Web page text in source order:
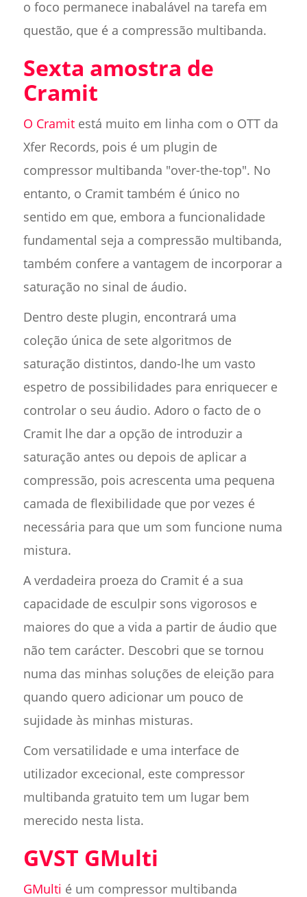
o foco permanece inabalável na tarefa em
questão, que é a compressão multibanda.
Sexta amostra de
Cramit
O Cramitestá muito em linha com o OTT da
Xfer Records, pois é um plugin de
compressor multibanda "over-the-top". No
entanto, o Cramit também é único no
sentido em que, embora a funcionalidade
fundamental seja a compressão multibanda,
também confere a vantagem de incorporar a
saturação no sinal de áudio.
Dentro deste plugin, encontrará uma
coleção única de sete algoritmos de
saturação distintos, dando-lhe um vasto
espetro de possibilidades para enriquecer e
controlar o seu áudio. Adoro o facto de o
Cramit lhe dar a opção de introduzir a
saturação antes ou depois de aplicar a
compressão, pois acrescenta uma pequena
camada de flexibilidade que por vezes é
necessária para que um som funcione numa
mistura.
A verdadeira proeza do Cramit é a sua
capacidade de esculpir sons vigorosos e
maiores do que a vida a partir de áudio que
não tem carácter. Descobri que se tornou
numa das minhas soluções de eleição para
quando quero adicionar um pouco de
sujidade às minhas misturas.
Com versatilidade e uma interface de
utilizador excecional, este compressor
multibanda gratuito tem um lugar bem
merecido nesta lista.
GVST GMulti
GMulti é um compressor multibanda